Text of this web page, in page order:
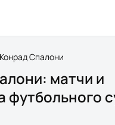
Конрад Спалони
матчи и
футбольного